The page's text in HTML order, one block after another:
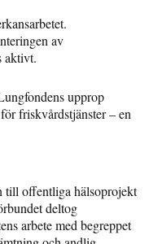
av
aktivt.
upprop
friskvårdstjänster – en
till offentliga hälsoprojekt
deltog
arbete med begreppet